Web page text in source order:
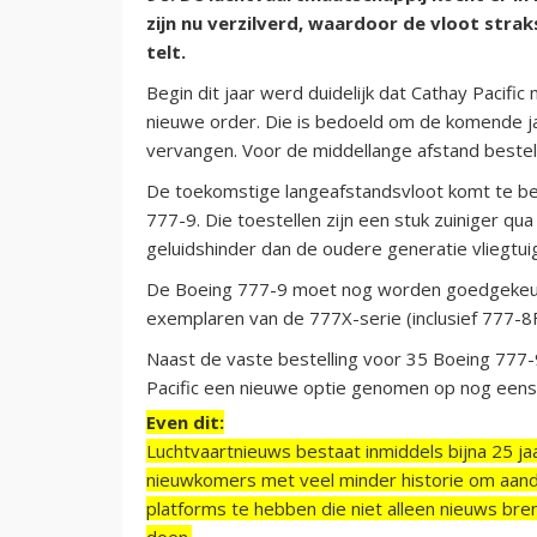
zijn nu verzilverd, waardoor de vloot
telt.
Begin dit jaar werd duidelijk dat Cathay
nieuwe order. Die is bedoeld om de komende
vervangen. Voor de middellange afstand
De toekomstige langeafstandsvloot komt te
777-9. Die toestellen zijn een stuk zuiniger
geluidshinder dan de oudere generatie
De Boeing 777-9 moet nog worden
exemplaren van de 777X-serie (inclusief 777-
Naast de vaste bestelling voor 35 Boeing
Pacific een nieuwe optie genomen op nog
Even dit:
Luchtvaartnieuws bestaat inmiddels bijna 25
nieuwkomers met veel minder historie om
platforms te hebben die niet alleen nieuws